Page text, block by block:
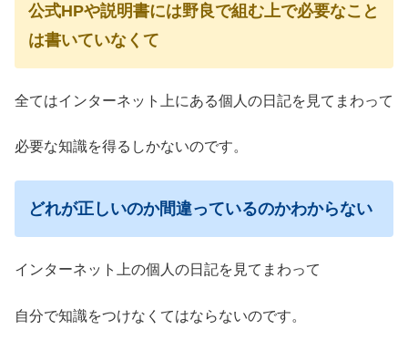
公式HPや説明書には野良で組む上で必要なこと
は書いていなくて
全てはインターネット上にある個人の日記を見てまわって
必要な知識を得るしかないのです。
どれが正しいのか間違っているのかわからない
インターネット上の個人の日記を見てまわって
自分で知識をつけなくてはならないのです。